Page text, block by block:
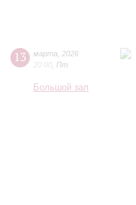
13 марта
2026
20:00 Пт
Большой зал